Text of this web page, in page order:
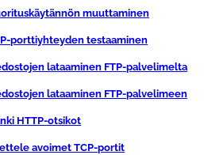
muuttaminen
porttiyhteyden testaaminen
lataaminen FTP-palvelimelta
lataaminen FTP-palvelimeen
HTTP-otsikot
avoimet TCP-portit